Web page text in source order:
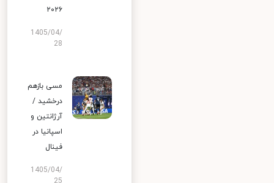
۲۰۲۶
1405/04/
28
مسی بازهم
درخشید /
آرژانتین و
اسپانیا در
فینال
1405/04/